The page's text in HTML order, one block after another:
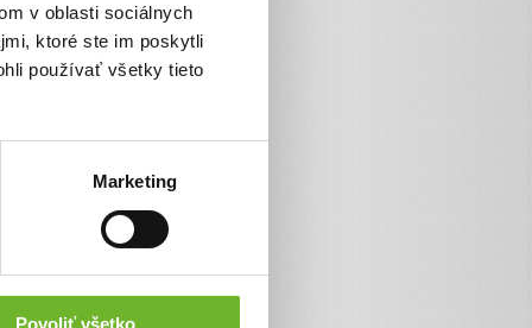
v oblasti sociálnych
ktoré ste im poskytli
používať všetky tieto
Marketing
Povoliť všetko